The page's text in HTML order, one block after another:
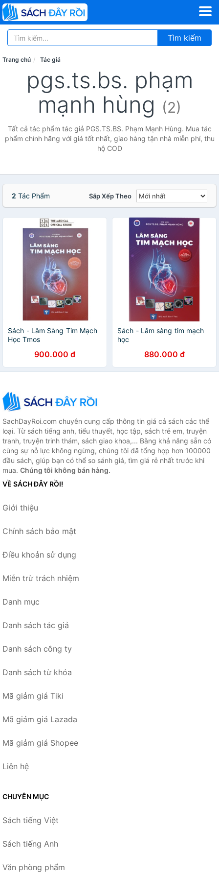
Tìm kiếm
Trang chủ Tác giả
pgs.ts.bs. phạm
mạnh hùng (2)
Tất cả tác phẩm tác giả PGS.TS.BS. Phạm Mạnh Hùng. Mua tác
phẩm chính hãng với giá tốt nhất, giao hàng tận nhà miễn phí, thu
hộ COD
2 Tác Phẩm Sắp Xếp Theo
Sách - Lâm Sàng Tim Mạch
Học Tmos
900.000 đ
Sách - Lâm sàng tim mạch
học
880.000 đ
SachDayRoi.com chuyên cung cấp thông tin giá cả sách các thể
loại. Từ sách tiếng anh, tiểu thuyết, học tập, sách trẻ em, truyện
tranh, truyện trinh thám, sách giao khoa,... Bằng khả năng sẵn có
cùng sự nỗ lực không ngừng, chúng tôi đã tổng hợp hơn 100000
đầu sách, giúp bạn có thể so sánh giá, tìm giá rẻ nhất trước khi
mua. Chúng tôi không bán hàng.
VỀ SÁCH ĐÂY RỒI!
Giới thiệu
Chính sách bảo mật
Điều khoản sử dụng
Miễn trừ trách nhiệm
Danh mục
Danh sách tác giả
Danh sách công ty
Danh sách từ khóa
Mã giảm giá Tiki
Mã giảm giá Lazada
Mã giảm giá Shopee
Liên hệ
CHUYÊN MỤC
Sách tiếng Việt
Sách tiếng Anh
Văn phòng phẩm